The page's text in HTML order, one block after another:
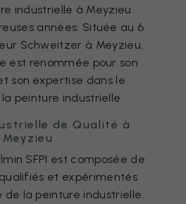
industrielle à Meyzieu
années. Située au 6
Schweitzer à Meyzieu,
est renommée pour son
son expertise dans le
peinture industrielle.
de Qualité à
Meyzieu
SFPI est composée de
et expérimentés
de la peinture industrielle.